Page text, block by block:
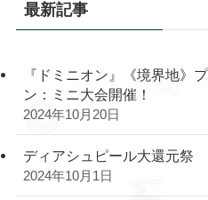
最新記事
『ドミニオン』《境界地》
ン：ミニ大会開催！
2024年10月20日
ディアシュピール大還元祭
2024年10月1日